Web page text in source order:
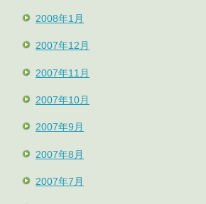
2008年1月
2007年12月
2007年11月
2007年10月
2007年9月
2007年8月
2007年7月